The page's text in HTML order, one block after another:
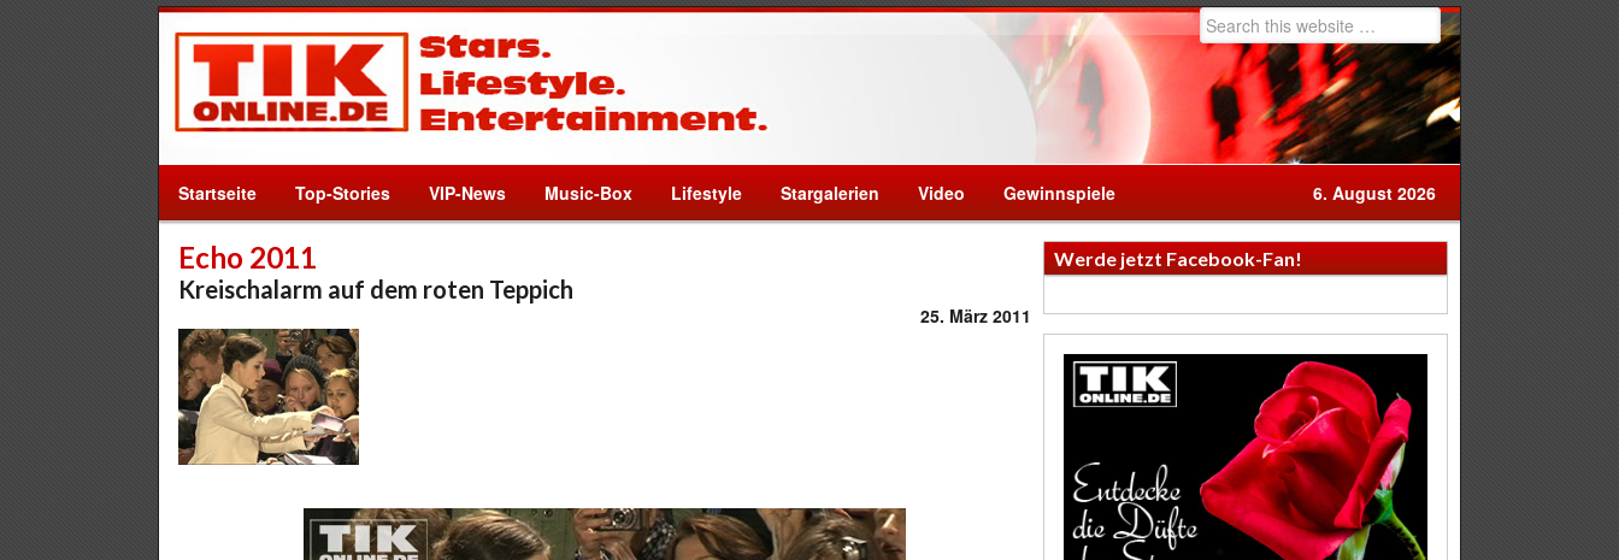
Startseite Top-Stories VIP-News Music-Box Lifestyle Stargalerien Video Gewinnspiele 6. August 2026
Echo 2011
Kreischalarm auf dem roten Teppich
25. März 2011
Werde jetzt Facebook-Fan!